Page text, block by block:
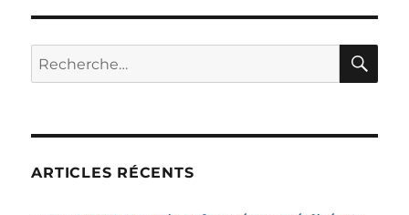
Le
Lieu
du
Recherche
pour :
ARTICLES RÉCENTS